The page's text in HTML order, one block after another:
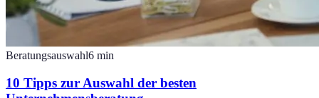
Beratungsauswahl6 min
10 Tipps zur Auswahl der besten